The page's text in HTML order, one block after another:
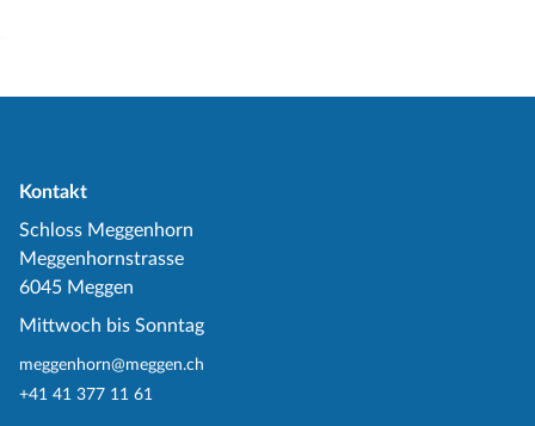
Kontakt
Schloss Meggenhorn
Meggenhornstrasse
6045 Meggen
Mittwoch bis Sonntag
meggenhorn@meggen.ch
+41 41 377 11 61